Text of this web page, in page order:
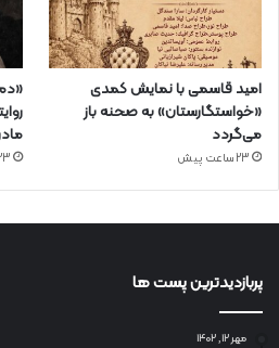
امید قاسمی با نمایش کمدی
«خواستگارستان» به صحنه باز
می‌گردد
23 ساعت پیش 23
پربازدیدترین پست ها
مهر ۱۲, ۱۴۰۲